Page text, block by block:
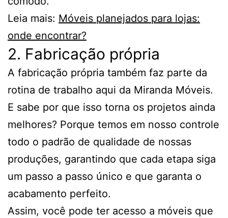
Leia mais: Móveis planejados para lojas:
onde encontrar?
2. Fabricação própria
A fabricação própria também faz parte da
rotina de trabalho aqui da Miranda Móveis.
E sabe por que isso torna os projetos ainda
melhores? Porque temos em nosso controle
todo o padrão de qualidade de nossas
produções, garantindo que cada etapa siga
um passo a passo único e que garanta o
acabamento perfeito.
Assim, você pode ter acesso a móveis que